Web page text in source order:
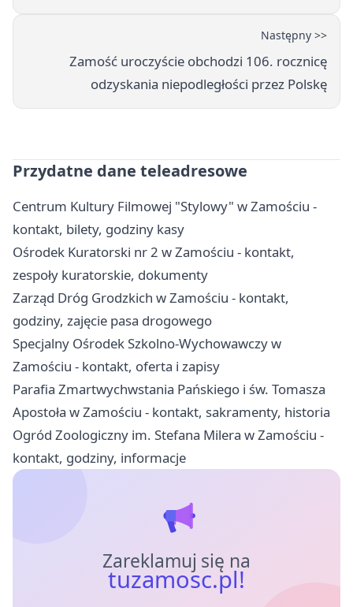
Następny >>
Zamość uroczyście obchodzi 106. rocznicę
odzyskania niepodległości przez Polskę
Przydatne dane teleadresowe
Centrum Kultury Filmowej "Stylowy" w Zamościu -
kontakt, bilety, godziny kasy
Ośrodek Kuratorski nr 2 w Zamościu - kontakt,
zespoły kuratorskie, dokumenty
Zarząd Dróg Grodzkich w Zamościu - kontakt,
godziny, zajęcie pasa drogowego
Specjalny Ośrodek Szkolno-Wychowawczy w
Zamościu - kontakt, oferta i zapisy
Parafia Zmartwychwstania Pańskiego i św. Tomasza
Apostoła w Zamościu - kontakt, sakramenty, historia
Ogród Zoologiczny im. Stefana Milera w Zamościu -
kontakt, godziny, informacje
Zareklamuj się na
tuzamosc.pl!